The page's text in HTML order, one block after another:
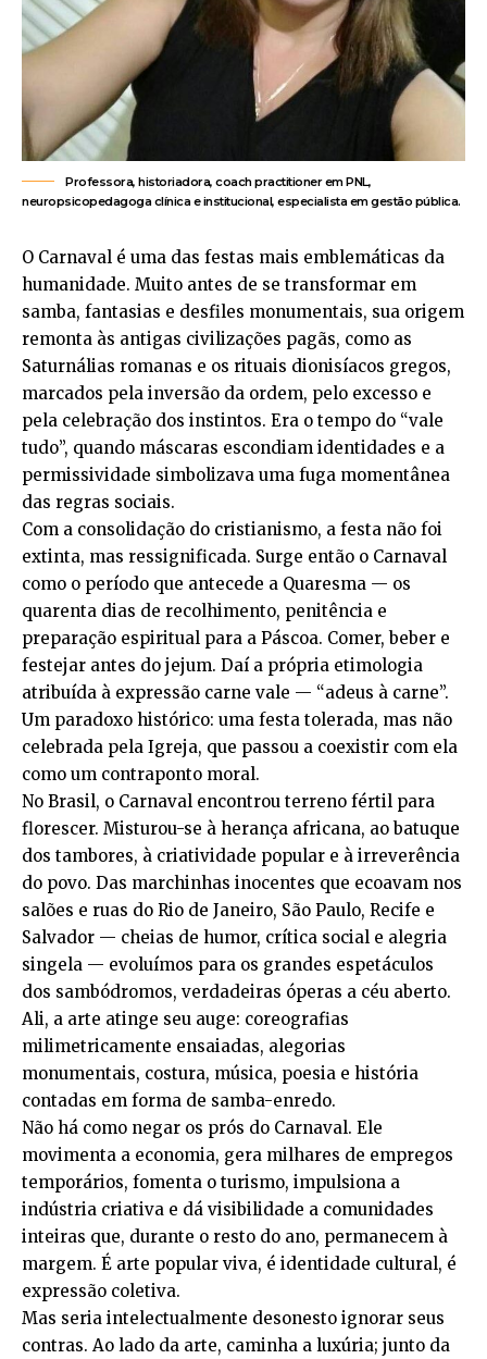
Professora, historiadora, coach practitioner em PNL,
neuropsicopedagoga clínica e institucional, especialista em gestão pública.
O Carnaval é uma das festas mais emblemáticas da
humanidade. Muito antes de se transformar em
samba, fantasias e desfiles monumentais, sua origem
remonta às antigas civilizações pagãs, como as
Saturnálias romanas e os rituais dionisíacos gregos,
marcados pela inversão da ordem, pelo excesso e
pela celebração dos instintos. Era o tempo do “vale
tudo”, quando máscaras escondiam identidades e a
permissividade simbolizava uma fuga momentânea
das regras sociais.
Com a consolidação do cristianismo, a festa não foi
extinta, mas ressignificada. Surge então o Carnaval
como o período que antecede a Quaresma — os
quarenta dias de recolhimento, penitência e
preparação espiritual para a Páscoa. Comer, beber e
festejar antes do jejum. Daí a própria etimologia
atribuída à expressão carne vale — “adeus à carne”.
Um paradoxo histórico: uma festa tolerada, mas não
celebrada pela Igreja, que passou a coexistir com ela
como um contraponto moral.
No Brasil, o Carnaval encontrou terreno fértil para
florescer. Misturou-se à herança africana, ao batuque
dos tambores, à criatividade popular e à irreverência
do povo. Das marchinhas inocentes que ecoavam nos
salões e ruas do Rio de Janeiro, São Paulo, Recife e
Salvador — cheias de humor, crítica social e alegria
singela — evoluímos para os grandes espetáculos
dos sambódromos, verdadeiras óperas a céu aberto.
Ali, a arte atinge seu auge: coreografias
milimetricamente ensaiadas, alegorias
monumentais, costura, música, poesia e história
contadas em forma de samba-enredo.
Não há como negar os prós do Carnaval. Ele
movimenta a economia, gera milhares de empregos
temporários, fomenta o turismo, impulsiona a
indústria criativa e dá visibilidade a comunidades
inteiras que, durante o resto do ano, permanecem à
margem. É arte popular viva, é identidade cultural, é
expressão coletiva.
Mas seria intelectualmente desonesto ignorar seus
contras. Ao lado da arte, caminha a luxúria; junto da